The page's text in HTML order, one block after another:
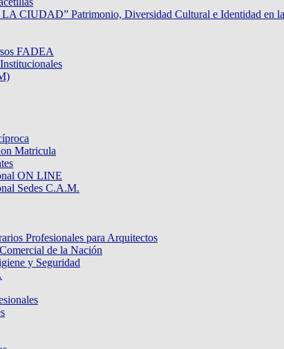
CIUDAD” Patrimonio, Diversidad Cultural e Identidad en la
FADEA
Matricula
ON LINE
Sedes C.A.M.
Profesionales para Arquitectos
de la Nación
y Seguridad